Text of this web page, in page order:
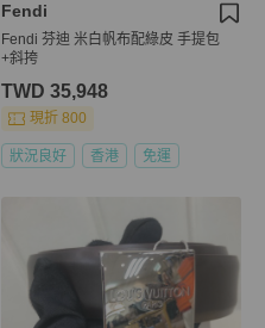
Fendi
Fendi 芬迪 米白帆布配綠皮 手提包
+斜挎
TWD 35,948
現折 800
狀況良好 香港 免運